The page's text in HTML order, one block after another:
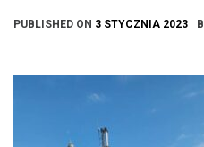
PUBLISHED ON 3 STYCZNIA 2023